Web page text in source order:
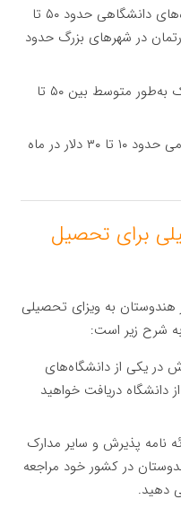
: هزینه اقامت در خوابگاه‌های دانشگاهی حدود ۵۰ تا
در شهرهای بزرگ حدود
: هزینه غذا و خوراک به‌طور متوسط بین ۵۰ تا
: هزینه حمل‌ونقل عمومی حدود ۱۰ تا ۳۰ دلار در ماه
برای تحصیل
هندوستان به ویزای تحصیلی
شرح زیر است:
در یکی از دانشگاه‌های
دانشگاه دریافت خواهید
نامه پذیرش و سایر مدارک
در کشور خود مراجعه
دهید.